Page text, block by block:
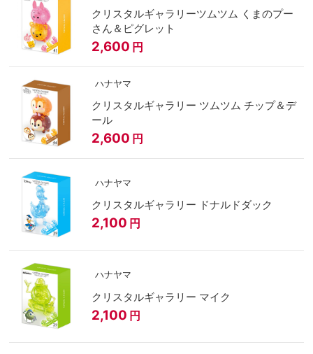
クリスタルギャラリーツムツム くまのプー
さん＆ピグレット
2,600 円
ハナヤマ
クリスタルギャラリー ツムツム チップ＆デ
ール
2,600 円
ハナヤマ
クリスタルギャラリー ドナルドダック
2,100 円
ハナヤマ
クリスタルギャラリー マイク
2,100 円